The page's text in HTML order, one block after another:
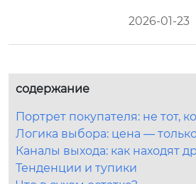
2026-01-23
содержание
Портрет покупателя: не тот,
Логика выбора: цена —
Каналы выхода: как находят
Тенденции и тупики